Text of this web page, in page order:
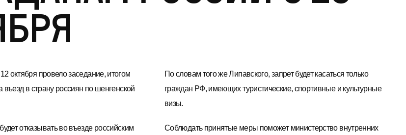
октября провело заседание, итогом
въезд в страну россиян по шенгенской
отказывать во въезде российским
По словам того же Липавского, запрет будет касаться только
граждан РФ, имеющих туристические, спортивные и культурные
визы.
Соблюдать принятые меры поможет министерство внутренних